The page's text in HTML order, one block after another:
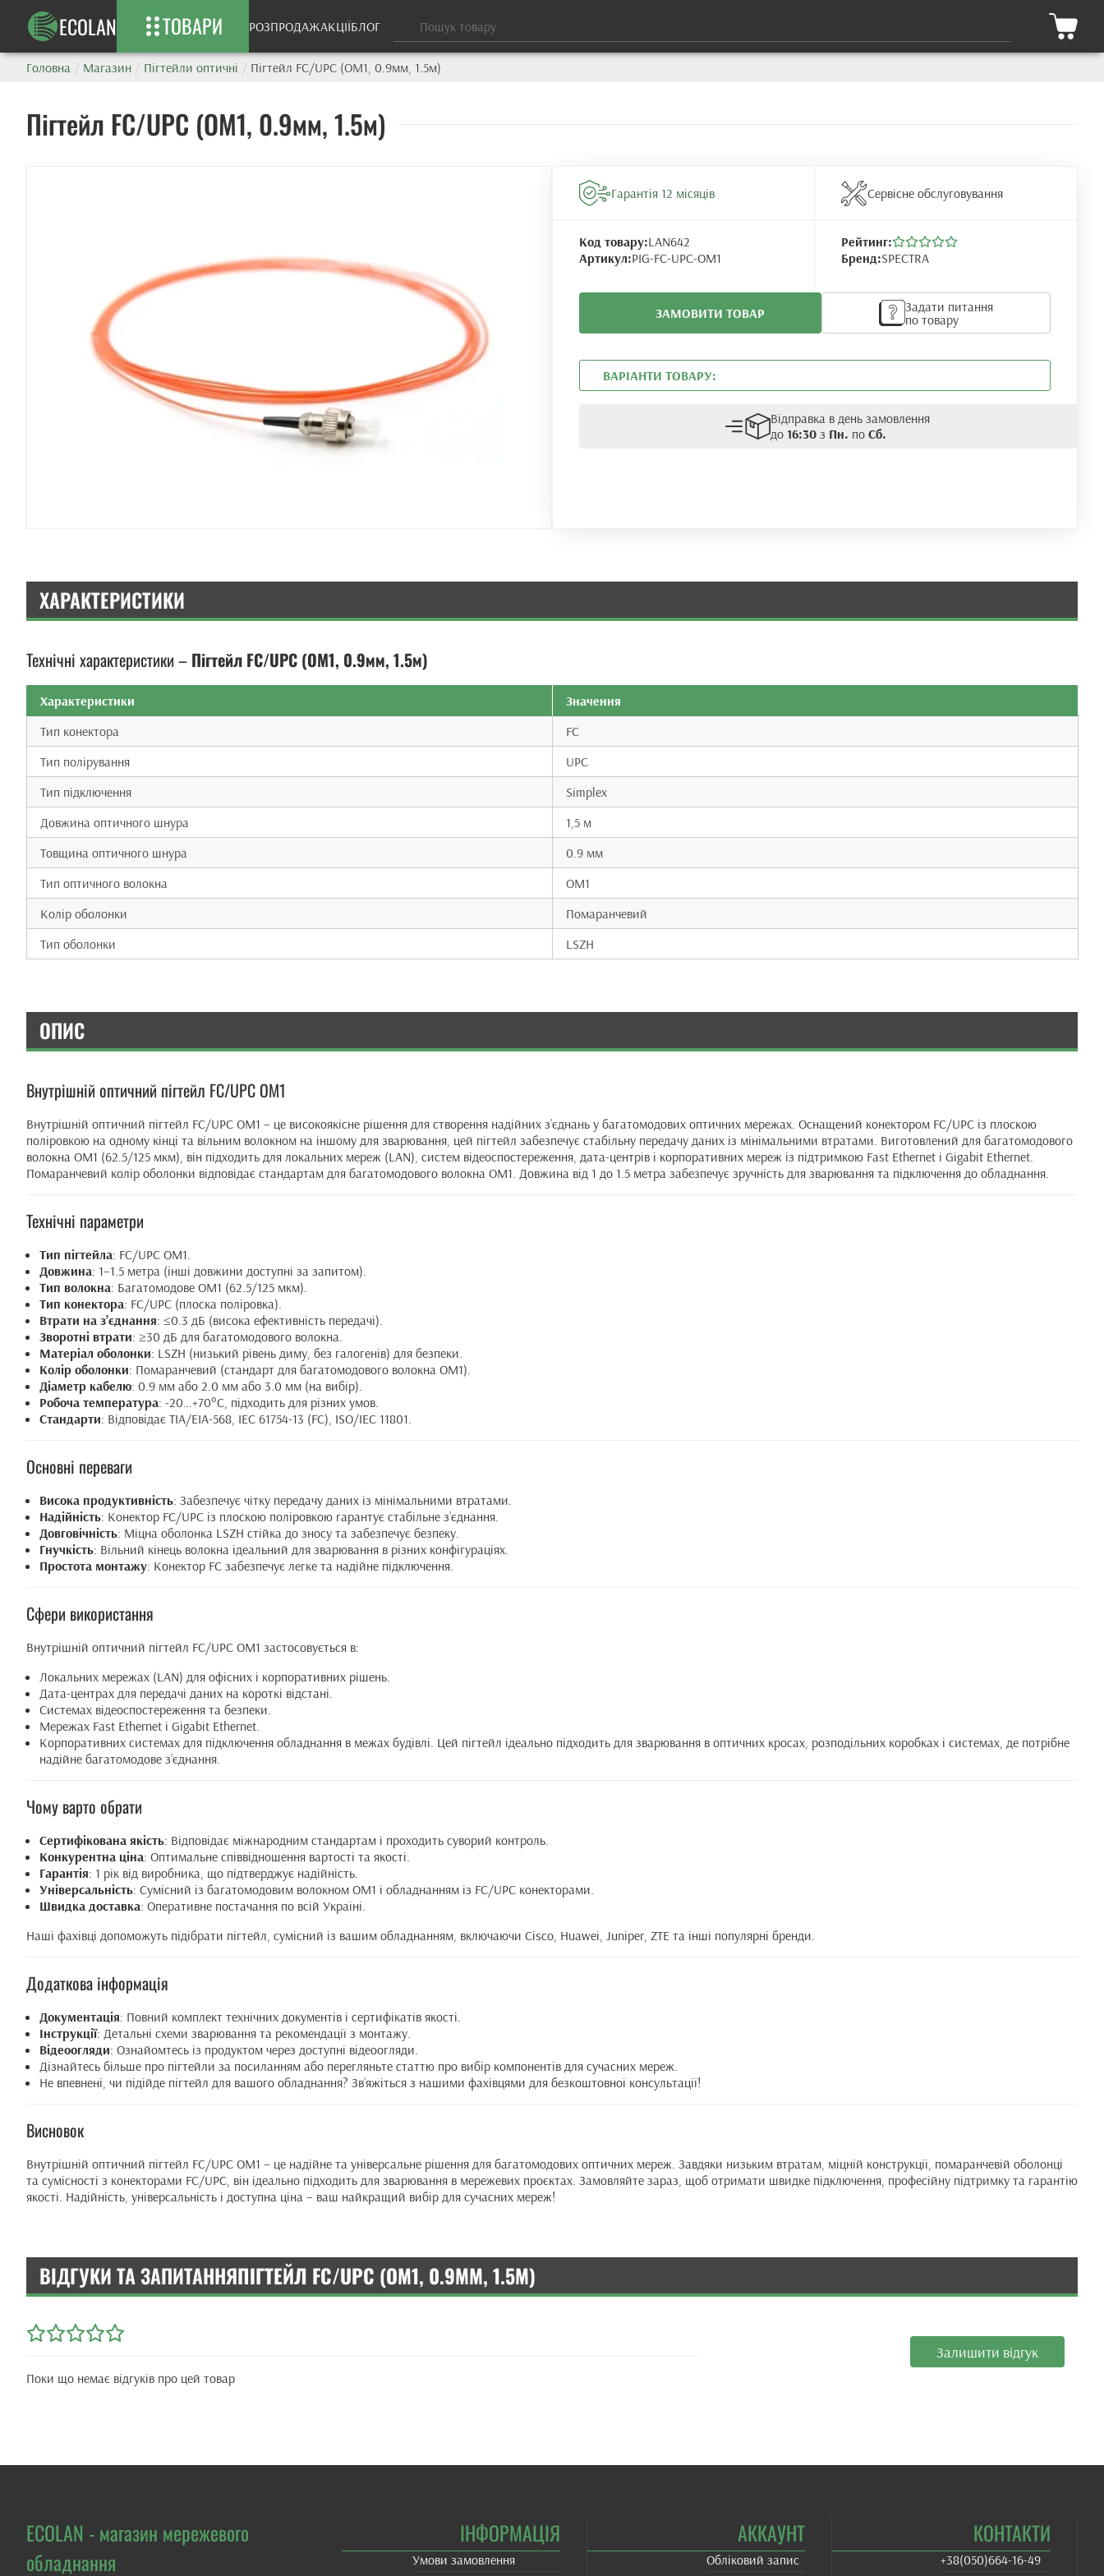
ECOLAN ТОВАРИ РОЗПРОДАЖАКЦІЇБЛОГ
Головна / Магазин / Пігтейли оптичні / Пігтейл FC/UPC (OM1, 0.9мм, 1.5м)
Пігтейл FC/UPC (OM1, 0.9мм, 1.5м)
Гарантія 12 місяців Сервісне обслуговування
Код товару:LAN642
Артикул:PIG-FC-UPC-OM1
Рейтинг:
Бренд:SPECTRA
ЗАМОВИТИ ТОВАР
Задати питання
по товару
ВАРІАНТИ ТОВАРУ:
Відправка в день замовлення
до16:30 з Пн. поСб.
ХАРАКТЕРИСТИКИ
Технічні характеристики – Пігтейл FC/UPC (OM1, 0.9мм, 1.5м)
Характеристики
Значення
Тип конектора
FC
Тип полірування
UPC
Тип підключення
Simplex
Довжина оптичного шнура
1,5 м
Товщина оптичного шнура
0.9 мм
Тип оптичного волокна
OM1
Колір оболонки
Помаранчевий
Тип оболонки
LSZH
ОПИС
Внутрішній оптичний пігтейл FC/UPC OM1
Внутрішній оптичний пігтейл FC/UPC OM1 – це високоякісне рішення для створення надійних з’єднань у багатомодових оптичних мережах. Оснащений конектором FC/UPC із плоскою
поліровкою на одному кінці та вільним волокном на іншому для зварювання, цей пігтейл забезпечує стабільну передачу даних із мінімальними втратами. Виготовлений для багатомодового
волокна OM1 (62.5/125 мкм), він підходить для локальних мереж (LAN), систем відеоспостереження, дата-центрів і корпоративних мереж із підтримкою Fast Ethernet і Gigabit Ethernet.
Помаранчевий колір оболонки відповідає стандартам для багатомодового волокна OM1. Довжина від 1 до 1.5 метра забезпечує зручність для зварювання та підключення до обладнання.
Технічні параметри
Тип пігтейла: FC/UPC OM1.
Довжина: 1–1.5 метра (інші довжини доступні за запитом).
Тип волокна: Багатомодове OM1 (62.5/125 мкм).
Тип конектора: FC/UPC (плоска поліровка).
Втрати на з’єднання: ≤0.3 дБ (висока ефективність передачі).
Зворотні втрати: ≥30 дБ для багатомодового волокна.
Матеріал оболонки: LSZH (низький рівень диму, без галогенів) для безпеки.
Колір оболонки: Помаранчевий (стандарт для багатомодового волокна OM1).
Діаметр кабелю: 0.9 мм або 2.0 мм або 3.0 мм (на вибір).
Робоча температура: -20…+70°C, підходить для різних умов.
Стандарти: Відповідає TIA/EIA-568, IEC 61754-13 (FC), ISO/IEC 11801.
Основні переваги
Висока продуктивність: Забезпечує чітку передачу даних із мінімальними втратами.
Надійність: Конектор FC/UPC із плоскою поліровкою гарантує стабільне з’єднання.
Довговічність: Міцна оболонка LSZH стійка до зносу та забезпечує безпеку.
Гнучкість: Вільний кінець волокна ідеальний для зварювання в різних конфігураціях.
Простота монтажу: Конектор FC забезпечує легке та надійне підключення.
Сфери використання
Внутрішній оптичний пігтейл FC/UPC OM1 застосовується в:
Локальних мережах (LAN) для офісних і корпоративних рішень.
Дата-центрах для передачі даних на короткі відстані.
Системах відеоспостереження та безпеки.
Мережах Fast Ethernet і Gigabit Ethernet.
Корпоративних системах для підключення обладнання в межах будівлі. Цей пігтейл ідеально підходить для зварювання в оптичних кросах, розподільних коробках і системах, де потрібне
надійне багатомодове з’єднання.
Чому варто обрати
Сертифікована якість: Відповідає міжнародним стандартам і проходить суворий контроль.
Конкурентна ціна: Оптимальне співвідношення вартості та якості.
Гарантія: 1 рік від виробника, що підтверджує надійність.
Універсальність: Сумісний із багатомодовим волокном OM1 і обладнанням із FC/UPC конекторами.
Швидка доставка: Оперативне постачання по всій Україні.
Наші фахівці допоможуть підібрати пігтейл, сумісний із вашим обладнанням, включаючи Cisco, Huawei, Juniper, ZTE та інші популярні бренди.
Додаткова інформація
Документація: Повний комплект технічних документів і сертифікатів якості.
Інструкції: Детальні схеми зварювання та рекомендації з монтажу.
Відеоогляди: Ознайомтесь із продуктом через доступні відеоогляди.
Дізнайтесь більше про пігтейли за посиланням або перегляньте статтю про вибір компонентів для сучасних мереж.
Не впевнені, чи підійде пігтейл для вашого обладнання? Зв’яжіться з нашими фахівцями для безкоштовної консультації!
Висновок
Внутрішній оптичний пігтейл FC/UPC OM1 – це надійне та універсальне рішення для багатомодових оптичних мереж. Завдяки низьким втратам, міцній конструкції, помаранчевій оболонці
та сумісності з конекторами FC/UPC, він ідеально підходить для зварювання в мережевих проєктах. Замовляйте зараз, щоб отримати швидке підключення, професійну підтримку та гарантію
якості. Надійність, універсальність і доступна ціна – ваш найкращий вибір для сучасних мереж!
ВІДГУКИ ТА ЗАПИТАННЯПІГТЕЙЛ FC/UPC (OM1, 0.9ММ, 1.5М)
Поки що немає відгуків про цей товар
Залишити відгук
ECOLAN - магазин мережевого
обладнання
ІНФОРМАЦІЯ
Умови замовлення
АККАУНТ
Обліковий запис
КОНТАКТИ
+38(‎050)664-16-49